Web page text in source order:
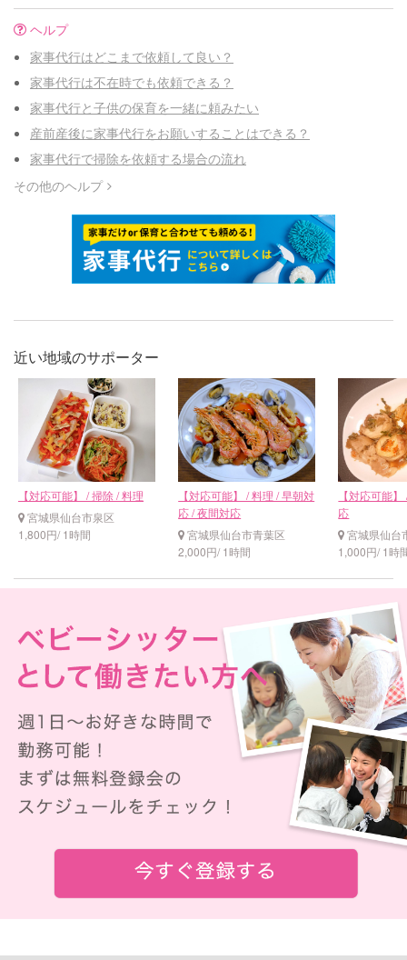
ヘルプ
家事代行はどこまで依頼して良い？
家事代行は不在時でも依頼できる？
家事代行と子供の保育を一緒に頼みたい
産前産後に家事代行をお願いすることはできる？
家事代行で掃除を依頼する場合の流れ
その他のヘルプ
近い地域のサポーター
【対応可能】 / 掃除 / 料理
宮城県仙台市泉区
1,800円/ 1時間
【対応可能】 / 料理 / 早朝対
応 / 夜間対応
宮城県仙台市青葉区
2,000円/ 1時間
【対応可能
応
宮城県仙台
1,000円/ 1時